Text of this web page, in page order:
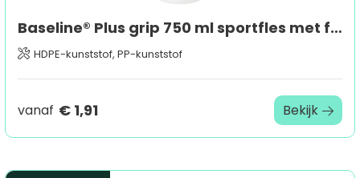
Baseline® Plus grip 750 ml sportfles met flipcapdeksel
HDPE-kunststof, PP-kunststof
vanaf € 1,91 Bekijk